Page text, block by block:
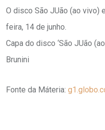
O disco São JUão (ao vivo)
feira, 14 de junho.
Capa do disco ‘São JUão
Brunini
Fonte da Máteria: